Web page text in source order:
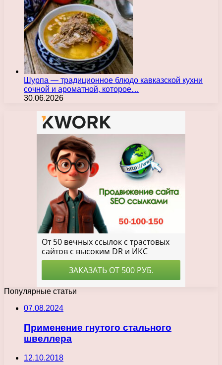
Шурпа — традиционное блюдо кавказской кухни
сочной и ароматной, которое…
30.06.2026
Популярные статьи
07.08.2024
Применение гнутого стального
швеллера
12.10.2018